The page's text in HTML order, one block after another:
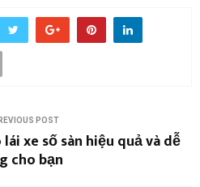
POST
xe số sàn hiệu quả và dễ
cho bạn